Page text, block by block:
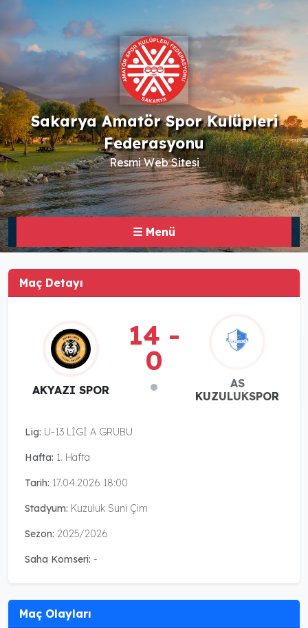
Sakarya Amatör Spor Kulüpleri
Federasyonu
Resmi Web Sitesi
☰ Menü
Maç Detayı
AKYAZI SPOR
14 -
0
AS
KUZULUKSPOR
Lig: U-13 LİGİ A GRUBU
Hafta: 1. Hafta
Tarih: 17.04.2026 18:00
Stadyum: Kuzuluk Suni Çim
Sezon: 2025/2026
Saha Komseri: -
Maç Olayları